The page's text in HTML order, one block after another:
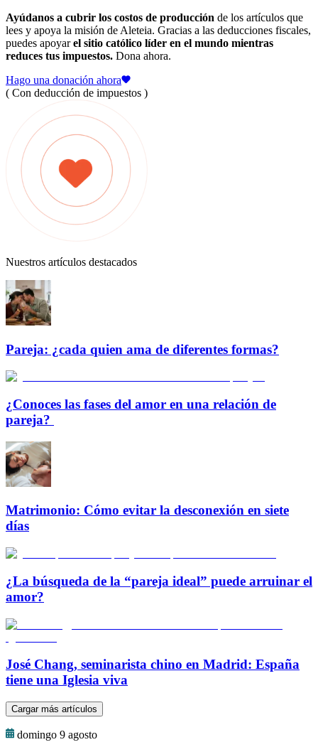
Ayúdanos a cubrir los costos de producción de los artículos que
lees y apoya la misión de Aleteia. Gracias a las deducciones fiscales,
puedes apoyarel sitio católico líder en el mundo mientras
reduces tus impuestos. Dona ahora.
Hago una donación ahora
( Con deducción de impuestos )
Nuestros artículos destacados
Pareja: ¿cada quien ama de diferentes formas?
¿Conoces las fases del amor en una relación de
pareja?
Matrimonio: Cómo evitar la desconexión en siete
días
¿La búsqueda de la “pareja ideal” puede arruinar el
amor?
José Chang, seminarista chino en Madrid: España
tiene una Iglesia viva
Cargar más artículos
domingo 9 agosto